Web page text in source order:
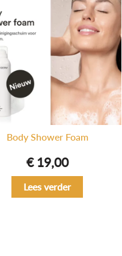
Body Shower Foam
€19,00
Lees verder